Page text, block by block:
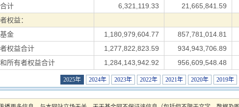
计
6,321,119.33
21,665,841.59
权益：
金
1,180,979,604.77
857,781,014.81
权益合计
1,277,822,823.59
934,943,706.89
所有者权益合计
1,284,143,942.92 956,609,548.48
2025年 2024年 2023年 2022年 2021年 2020年 2019年